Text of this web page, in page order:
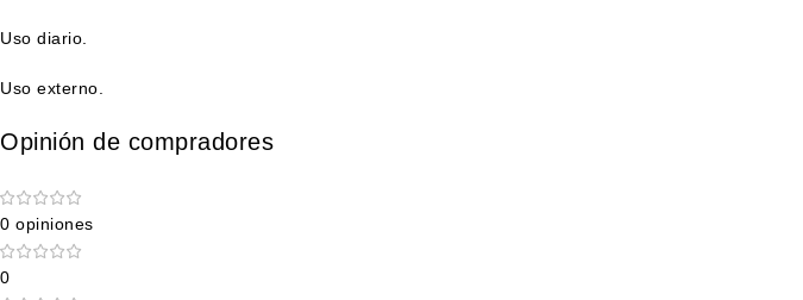
Uso diario.
Uso externo.
Opinión de compradores
0 opiniones
0